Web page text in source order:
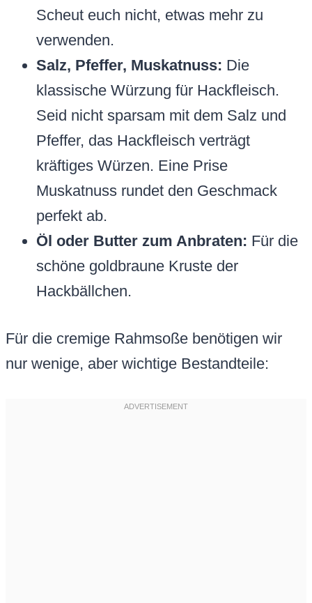
Scheut euch nicht, etwas mehr zu
verwenden.
Salz, Pfeffer, Muskatnuss: Die
klassische Würzung für Hackfleisch.
Seid nicht sparsam mit dem Salz und
Pfeffer, das Hackfleisch verträgt
kräftiges Würzen. Eine Prise
Muskatnuss rundet den Geschmack
perfekt ab.
Öl oder Butter zum Anbraten: Für die
schöne goldbraune Kruste der
Hackbällchen.
Für die cremige Rahmsoße benötigen wir
nur wenige, aber wichtige Bestandteile: